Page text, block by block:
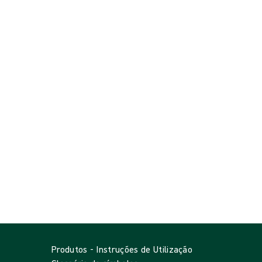
Produtos - Instruções de Utilização